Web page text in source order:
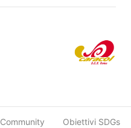
Community Obiettivi SDGs